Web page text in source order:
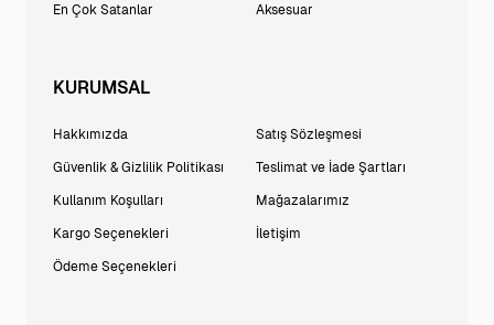
En Çok Satanlar Aksesuar
KURUMSAL
Hakkımızda
Güvenlik & Gizlilik Politikası
Kullanım Koşulları
Kargo Seçenekleri
Ödeme Seçenekleri
Satış Sözleşmesi
Teslimat ve İade Şartları
Mağazalarımız
İletişim